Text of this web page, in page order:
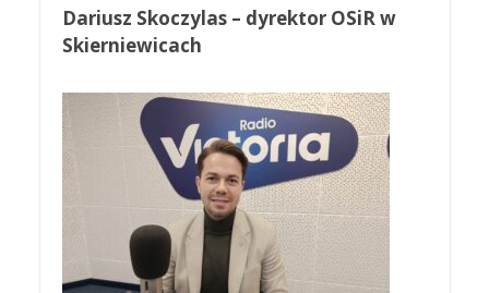
Dariusz Skoczylas – dyrektor OSiR w
Skierniewicach